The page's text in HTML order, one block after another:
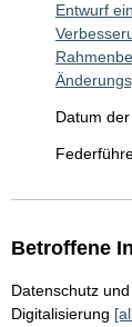
Entwurf
Datum
Betroffene
Datenschutz
Digitalisierung